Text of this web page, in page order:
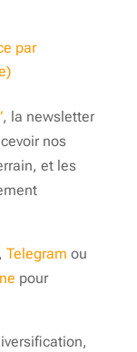
par
, la newsletter
nos
et les
, Telegram ou
pour